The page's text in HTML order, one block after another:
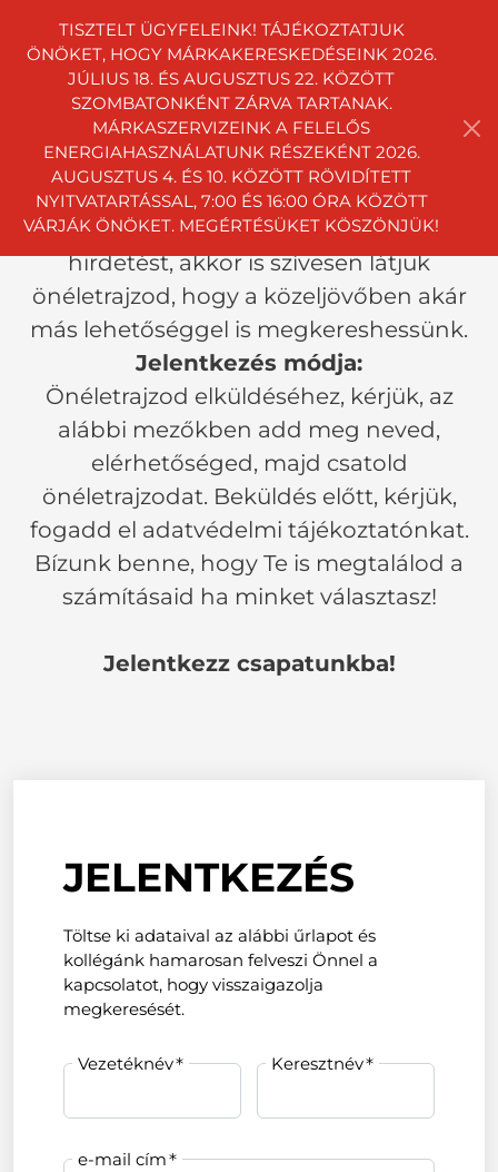
TISZTELT ÜGYFELEINK! TÁJÉKOZTATJUK
ÖNÖKET, HOGY MÁRKAKERESKEDÉSEINK 2026.
JÚLIUS 18. ÉS AUGUSZTUS 22. KÖZÖTT
SZOMBATONKÉNT ZÁRVA TARTANAK.
MÁRKASZERVIZEINK A FELELŐS
ENERGIAHASZNÁLATUNK RÉSZEKÉNT 2026.
AUGUSZTUS 4. ÉS 10. KÖZÖTT RÖVIDÍTETT
NYITVATARTÁSSAL, 7:00 ÉS 16:00 ÓRA KÖZÖTT
VÁRJÁK ÖNÖKET. MEGÉRTÉSÜKET KÖSZÖNJÜK!
EGYÉB LEHETŐSÉG
Amennyiben nem találsz a
weboldalunkon számodra megfelelő
hirdetést, akkor is szívesen látjuk
önéletrajzod, hogy a közeljövőben akár
más lehetőséggel is megkereshessünk.
Jelentkezés módja:
Önéletrajzod elküldéséhez, kérjük, az
alábbi mezőkben add meg neved,
elérhetőséged, majd csatold
önéletrajzodat. Beküldés előtt, kérjük,
fogadd el adatvédelmi tájékoztatónkat.
Bízunk benne, hogy Te is megtalálod a
számításaid ha minket választasz!
Jelentkezz csapatunkba!
JELENTKEZÉS
Töltse ki adataival az alábbi űrlapot és
kollégánk hamarosan felveszi Önnel a
kapcsolatot, hogy visszaigazolja
megkeresését.
Vezetéknév Keresztnév
e-mail cím